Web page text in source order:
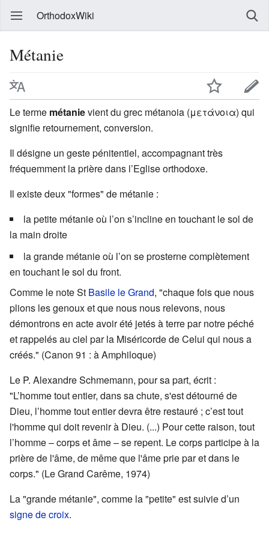
OrthodoxWiki
Métanie
Le terme métanievient du grec métanoia (μετάνοια) qui
signifie retournement, conversion.
Il désigne un geste pénitentiel, accompagnant très
fréquemment la prière dans l’Eglise orthodoxe.
Il existe deux "formes" de métanie :
la petite métanie où l’on s’incline en touchant le sol de
la main droite
la grande métanie où l’on se prosterne complètement
en touchant le sol du front.
Comme le note St Basile le Grand, "chaque fois que nous
plions les genoux et que nous nous relevons, nous
démontrons en acte avoir été jetés à terre par notre péché
et rappelés au ciel par la Miséricorde de Celui qui nous a
créés." (Canon 91 : à Amphiloque)
Le P. Alexandre Schmemann, pour sa part, écrit :
"L’homme tout entier, dans sa chute, s'est détourné de
Dieu, l’homme tout entier devra être restauré ; c’est tout
l'homme qui doit revenir à Dieu. (...) Pour cette raison, tout
l’homme – corps et âme – se repent. Le corps participe à la
prière de l'âme, de même que l'âme prie par et dans le
corps." (Le Grand Carême, 1974)
La "grande métanie", comme la "petite" est suivie d’un
signe de croix.